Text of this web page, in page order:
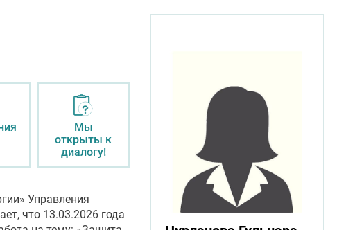
Мы
открыты к
диалогу!
Управления
что 13.03.2026 года